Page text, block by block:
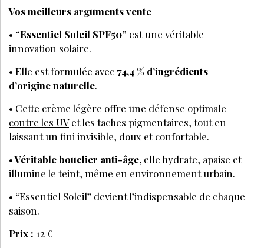
Vos meilleurs arguments vente
• “Essentiel Soleil SPF50” est une véritable
innovation solaire.
• Elle est formulée avec 74,4 % d’ingrédients
d’origine naturelle.
• Cette crème légère offre une défense optimale
contre les UVet les taches pigmentaires, tout en
laissant un fini invisible, doux et confortable.
•Véritable bouclier anti-âge, elle hydrate, apaise et
illumine le teint, même en environnement urbain.
• “Essentiel Soleil” devient l’indispensable de chaque
saison.
Prix : 12 €